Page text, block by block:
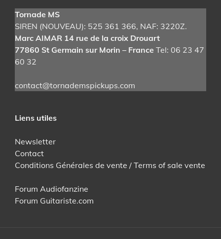
Tornade MS
SIREN (NOUVEAU): 525 361 366, NAF: 3220Z.
Marc AIMAR 14 rue de la croix Drouart
77860 St Germain sur Morin – France Tel: 06 23 47
60 32
contact@tornademspickups.com
Liens utiles
Newsletter
Contact
Conditions Générales de vente / Terms of sale vente
Forum Audiofanzine
Forum Guitariste.com